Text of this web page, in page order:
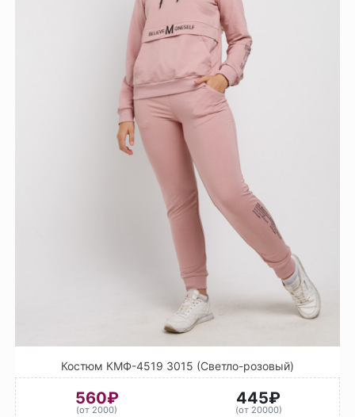
Костюм КМФ-4519 3015 (Светло-розовый)
560₽
(от 2000)
445₽
(от 20000)